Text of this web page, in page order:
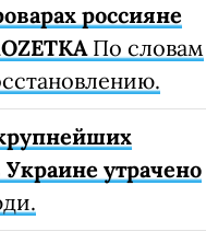
россияне
По словам
утрачено